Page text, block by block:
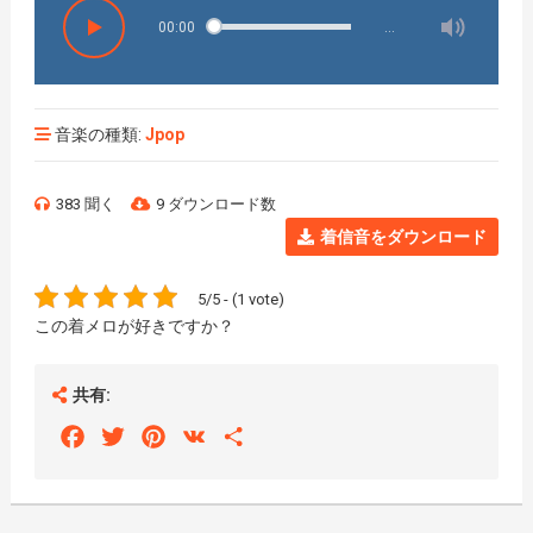
00:00
音楽の種類: Jpop
383 聞く 9 ダウンロード数
着信音をダウンロード
5/5 - (1 vote)
この着メロが好きですか？
共有:
FacebookTwitterPinterest
VK